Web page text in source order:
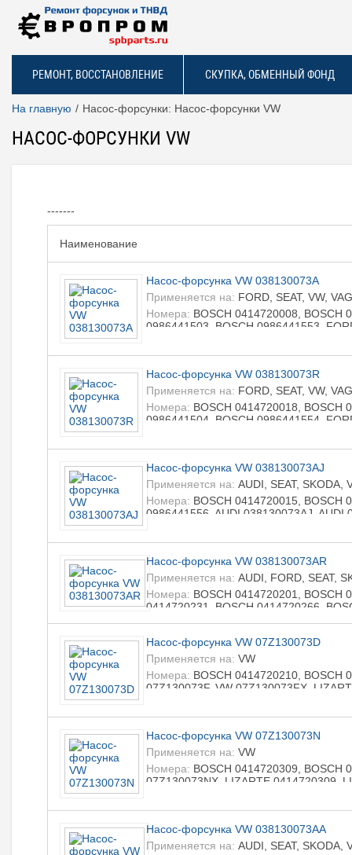
РЕМОНТ, ВОССТАНОВЛЕНИЕ СКУПКА, ОБМЕННЫЙ ФОНД
На главную Насос-форсунки: Насос-форсунки VW
НАСОС-ФОРСУНКИ VW
-------
Наименование
Насос-форсунка VW 038130073A
Применяется на: FORD, SEAT, VW, VAG
Номера: BOSCH 0414720008, BOSCH
0986441503, BOSCH 0986441553,
LIZARTE 0414720024, LIZARTE
R0986441503, LIZARTE R0986441553
Насос-форсунка VW 038130073R
Применяется на: FORD, SEAT, VW, VAG
Номера: BOSCH 0414720018, BOSCH
0986441504, BOSCH 0986441554,
038130079AX, STANDARD DI442,
LIZARTE 0414720088, LIZARTE
Насос-форсунка VW 038130073AJ
Применяется на: AUDI, SEAT, SKODA,
Номера: BOSCH 0414720015, BOSCH
0986441556, AUDI 038130073AJ, AUDI
LIZARTE 0414720015, LIZARTE
0986441556, LIZARTE R0986441506,
Насос-форсунка VW 038130073AR
Применяется на: AUDI, FORD, SEAT,
Номера: BOSCH 0414720201, BOSCH
0414720231, BOSCH 0414720266,
038130073Q, SEAT 038130073SX,
SKODA 038130073BE, SKODA
038130073AR, VW 038130073BA, VW
038130073AN, VAG 038130073AR,
R0986441510, LIZARTE R0986441560
Насос-форсунка VW 07Z130073D
Применяется на: VW
Номера: BOSCH 0414720210, BOSCH
07Z130073F, VW 07Z130073FX,
Насос-форсунка VW 07Z130073N
Применяется на: VW
Номера: BOSCH 0414720309, BOSCH
07Z130073NX, LIZARTE 0414720309,
Насос-форсунка VW 038130073AA
Применяется на: AUDI, SEAT, SKODA,